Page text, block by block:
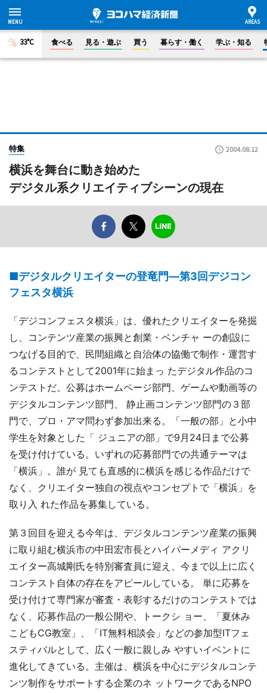
33°C 食べる 見る・遊ぶ 買う 暮らす・働く 学ぶ・知る
特集 2004.08.12
横浜を舞台に動き始めた
デジタル系クリエイティブシーンの現在
■デジタルクリエイターの登竜門―第3回デジコン
フェスタ横浜
「デジコンフェスタ横浜」は、優れたクリエイターを発掘
し、コンテンツ産業の振興と創業・ベンチャ ーの創設に
つなげる目的で、民間組織と自治体の協働で制作・運営す
るコンテストとして2001年に始まっ たデジタル作品のコ
ンテストだ。公募はホームページ部門、ゲームや動画等の
デジタルコンテンツ部門、 静止画コンテンツ部門の３部
門で、プロ・アマ問わず参加出来る。「一般の部」と小中
学生を対象とした「 ジュニアの部」で9月24日まで公募
を受け付けている。いずれの応募部門での共通テーマは
「横浜」。誰が 見ても直感的に横浜を感じる作品だけで
なく、クリエイター独自の視点やコンセプトで「横浜」を
取り入 れた作品を募集している。
第３回目を迎える今年は、デジタルコンテンツ産業の振興
に取り組む横浜市の中田宏市長とハイパーメディ アクリ
エイター高城剛氏を特別審査員に迎え、今まで以上に広く
コンテスト自体の存在をアピールしている。 単に応募を
受け付けて専門家が審査・表彰するだけのコンテストでは
なく、応募作品の一般公開や、トークシ ョー、「夏休み
こどもCG教室」、「IT無料相談会」などの参加型ITフェ
スティバルとして、広く一般に親しみ やすいイベントに
進化してきている。主催は、横浜を中心にデジタルコンテ
ンツ制作をサポートする企業のネ ットワークであるNPO